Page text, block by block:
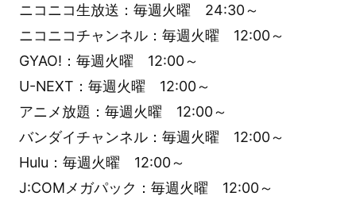
ニコニコ生放送：毎週火曜 24:30～
ニコニコチャンネル：毎週火曜 12:00～
GYAO!：毎週火曜 12:00～
U-NEXT：毎週火曜 12:00～
アニメ放題：毎週火曜 12:00～
バンダイチャンネル：毎週火曜 12:00～
Hulu：毎週火曜 12:00～
J:COMメガパック：毎週火曜 12:00～